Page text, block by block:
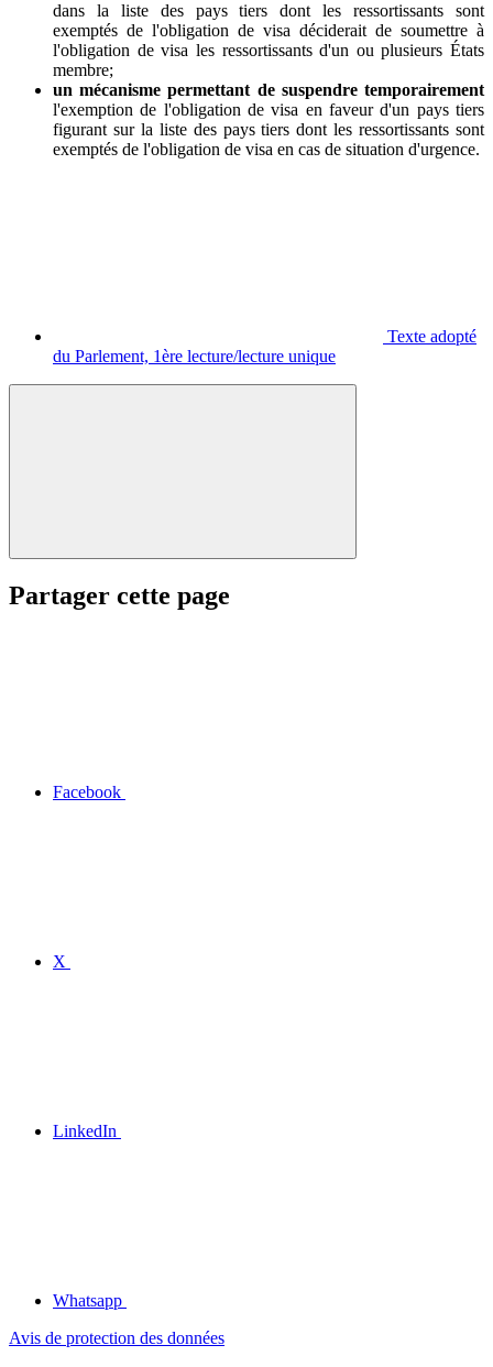
dans la liste des pays tiers dont les ressortissants sont
exemptés de l'obligation de visa déciderait de soumettre à
l'obligation de visa les ressortissants d'un ou plusieurs États
membre;
un mécanisme permettant de suspendre temporairement
l'exemption de l'obligation de visa en faveur d'un pays tiers
figurant sur la liste des pays tiers dont les ressortissants sont
exemptés de l'obligation de visa en cas de situation d'urgence.
Texte adopté
du Parlement, 1ère lecture/lecture unique
Partager cette page
Facebook
X
LinkedIn
Whatsapp
Avis de protection des données